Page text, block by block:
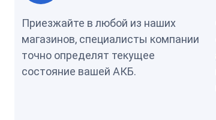
Приезжайте в любой из наших
магазинов, специалисты компании
точно определят текущее
состояние вашей АКБ.